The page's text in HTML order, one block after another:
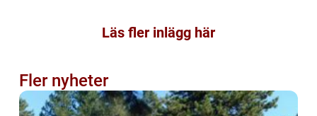
Läs fler inlägg här
Fler nyheter